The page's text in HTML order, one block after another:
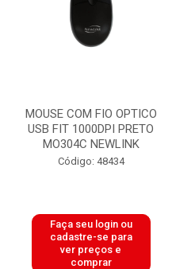
MOUSE COM FIO OPTICO
USB FIT 1000DPI PRETO
MO304C NEWLINK
Código: 48434
Faça seu login ou
cadastre-se para
ver preços e
comprar